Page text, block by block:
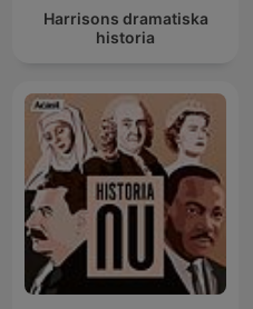
Harrisons dramatiska
historia